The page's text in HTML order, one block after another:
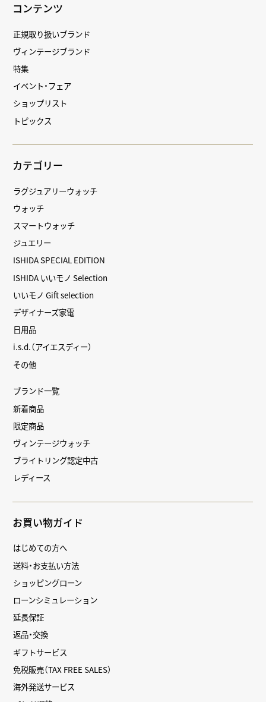
コンテンツ
正規取り扱いブランド
ヴィンテージブランド
特集
イベント・フェア
ショップリスト
トピックス
カテゴリー
ラグジュアリーウォッチ
ウォッチ
スマートウォッチ
ジュエリー
ISHIDA SPECIAL EDITION
ISHIDA いいモノ Selection
いいモノ Gift selection
デザイナーズ家電
日用品
i.s.d.（アイエスディー）
その他
ブランド一覧
新着商品
限定商品
ヴィンテージウォッチ
ブライトリング認定中古
レディース
お買い物ガイド
はじめての方へ
送料・お支払い方法
ショッピングローン
ローンシミュレーション
延長保証
返品・交換
ギフトサービス
免税販売（TAX FREE SALES）
海外発送サービス